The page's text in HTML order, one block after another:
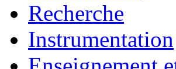
Recherche
Instrumentation